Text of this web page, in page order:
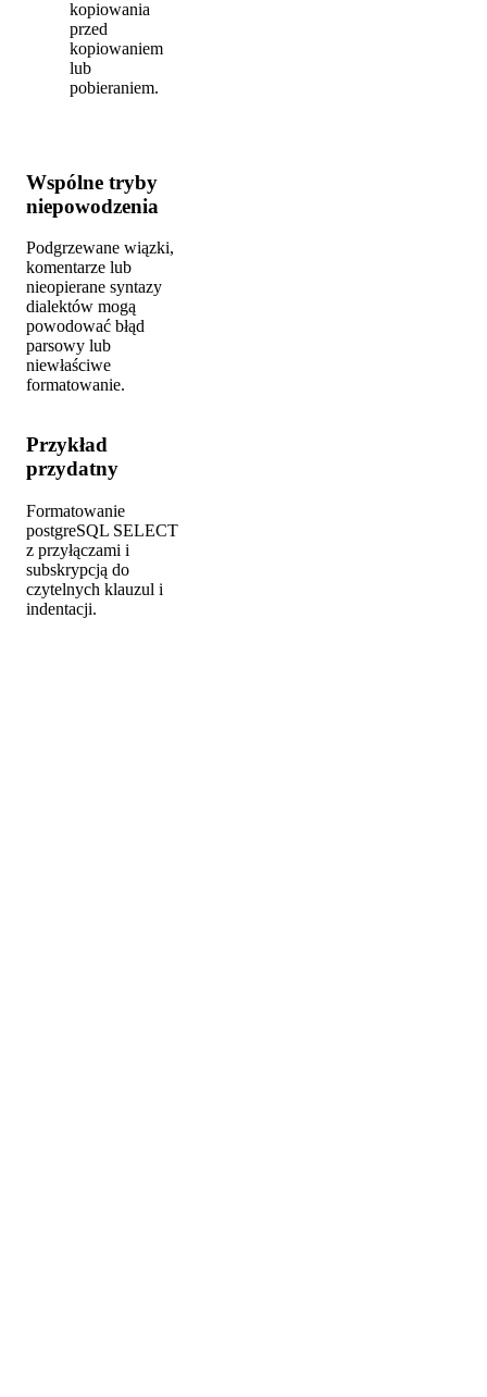
kopiowania
przed
kopiowaniem
lub
pobieraniem.
Wspólne tryby
niepowodzenia
Podgrzewane wiązki,
komentarze lub
nieopierane syntazy
dialektów mogą
powodować błąd
parsowy lub
niewłaściwe
formatowanie.
Przykład
przydatny
Formatowanie
postgreSQL SELECT
z przyłączami i
subskrypcją do
czytelnych klauzul i
indentacji.